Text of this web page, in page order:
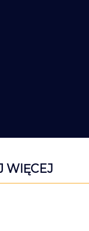
WIĘCEJ